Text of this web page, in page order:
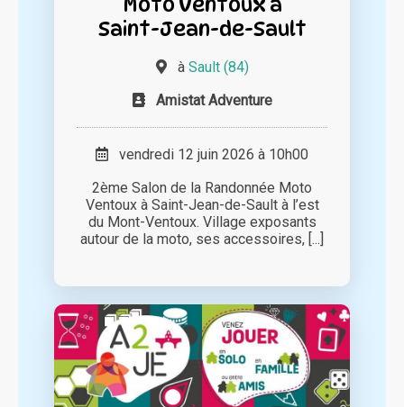
Saint-Jean-de-Sault
à Sault (84)
Amistat Adventure
vendredi 12 juin 2026 à 10h00
2ème Salon de la Randonnée Moto
Ventoux à Saint-Jean-de-Sault à l’est
du Mont-Ventoux. Village exposants
autour de la moto, ses accessoires, [...]